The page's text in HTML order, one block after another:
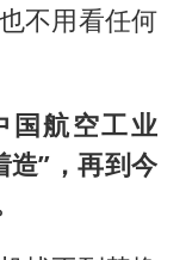
不用看任何
国航空工业
造”，再到今